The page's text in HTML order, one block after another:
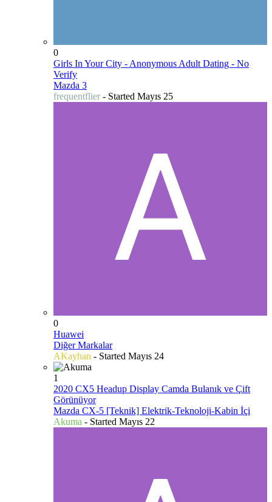
0
Girls In Your City - Anonymous Adult Dating - No
Verify
Mazda 3
frequentflier - Started Mayıs 25
0
Huawei
Diğer Markalar
AKayhan - Started Mayıs 24
1
2020 CX5 Headup Display Camda Bulanık ve Çift
Görünüyor
Mazda CX-5 [Teknik] Elektrik-Teknoloji-Kabin İçi
Akuma - Started Mayıs 22